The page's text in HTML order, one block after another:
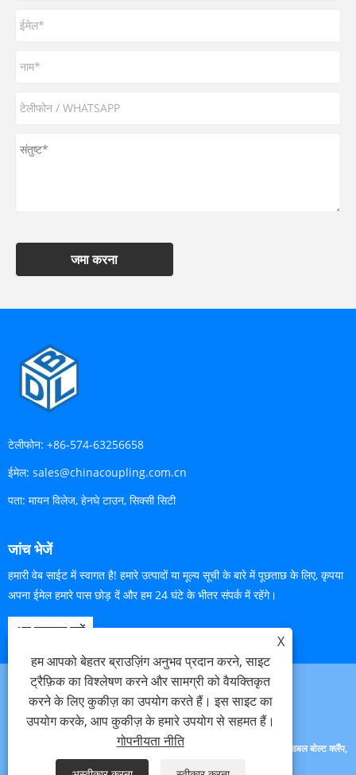
जमा करना
टेलीफोन: +86-574-63256658
ईमेल: sales@chinacoupling.com.cn
पता: मायन विलेज, हेनघे टाउन, सिक्सी सिटी
जांच भेजें
हमारी वेब साईट में स्वागत है! हमारे उत्पादों या मूल्य सूची के बारे में पूछताछ के लिए, कृपया
अपना ईमेल हमारे पास छोड़ दें और हम 24 घंटे के भीतर संपर्क में रहेंगे।
अब पूछताछ करें
Links Sitemap RSS XML गोपनीयता नीति
कॉपीराइट © 2023 सिक्सी बेइडेली पाइप फिटिंग कं, लिमिटेड। - यूनिवर्सल कपलिंग, डबल बोल्ट क्लैंप,
ग्राउंड ज्वाइंट कपलिंग - सर्वाधिकार सुरक्षित
X
हम आपको बेहतर ब्राउज़िंग अनुभव प्रदान करने, साइट
ट्रैफ़िक का विश्लेषण करने और सामग्री को वैयक्तिकृत
करने के लिए कुकीज़ का उपयोग करते हैं। इस साइट का
उपयोग करके, आप कुकीज़ के हमारे उपयोग से सहमत हैं।
गोपनीयता नीति